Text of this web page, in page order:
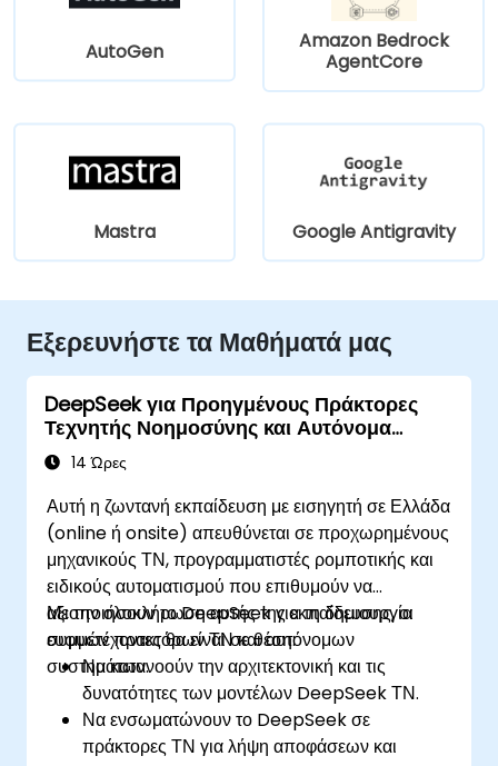
AutoGen
Amazon Bedrock
AgentCore
Mastra Google Antigravity
Εξερευνήστε τα Μαθήματά μας
DeepSeek για Προηγμένους Πράκτορες
Τεχνητής Νοημοσύνης και Αυτόνομα
Συστήματα
14 Ώρες
Αυτή η ζωντανή εκπαίδευση με εισηγητή σε Ελλάδα
(online ή onsite) απευθύνεται σε προχωρημένους
μηχανικούς ΤΝ, προγραμματιστές ρομποτικής και
ειδικούς αυτοματισμού που επιθυμούν να
αξιοποιήσουν το DeepSeek για τη δημιουργία
ευφυών πρακτόρων ΤΝ και αυτόνομων
συστημάτων.
Με την ολοκλήρωση αυτής της εκπαίδευσης, οι
συμμετέχοντες θα είναι σε θέση:
Να κατανοούν την αρχιτεκτονική και τις
δυνατότητες των μοντέλων DeepSeek ΤΝ.
Να ενσωματώνουν το DeepSeek σε
πράκτορες ΤΝ για λήψη αποφάσεων και